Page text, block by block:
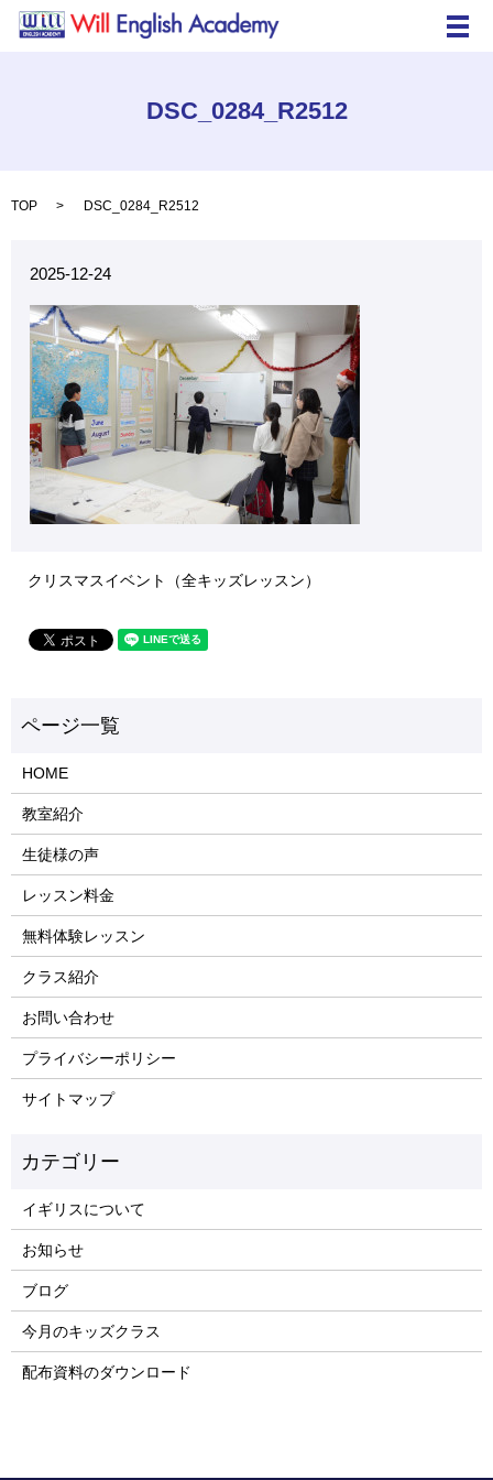
メ
DSC_0284_R2512
TOP DSC_0284_R2512
2025-12-24
クリスマスイベント（全キッズレッスン）
HOME
教室紹介
生徒様の声
レッスン料金
無料体験レッスン
クラス紹介
お問い合わせ
プライバシーポリシー
サイトマップ
イギリスについて
お知らせ
ブログ
今月のキッズクラス
配布資料のダウンロード